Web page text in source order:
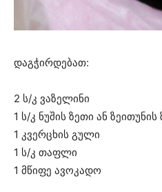
დაგჭირდებათ:
2 ს/კ ვაზელინი
1 ს/კ ნუშის ზეთი ან ზეითუნის
1 კვერცხის გული
1 ს/კ თაფლი
1 მწიფე ავოკადო